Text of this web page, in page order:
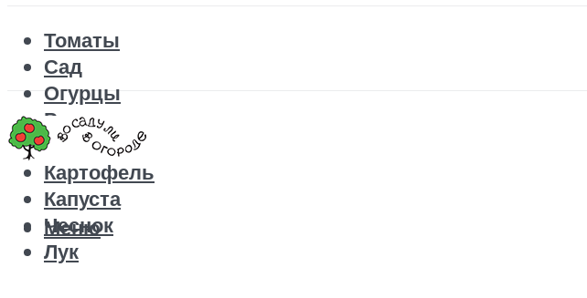
Томаты
Сад
Огурцы
Рецепты
Перец
Картофель
Капуста
Чеснок
Лук
Меню